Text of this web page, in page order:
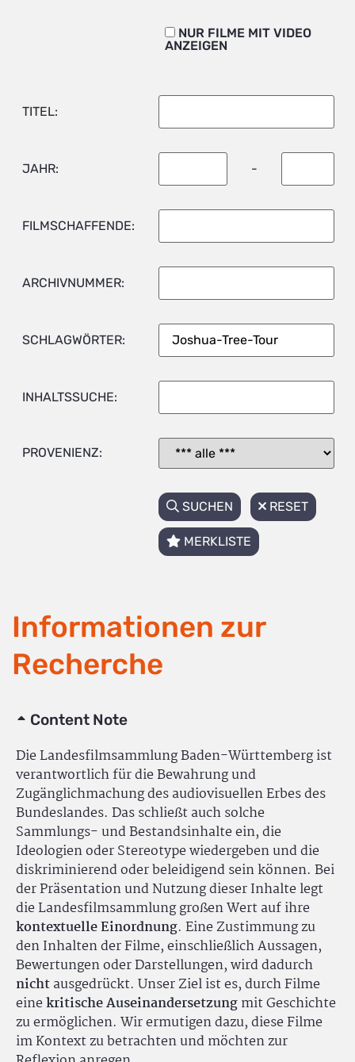
NUR FILME MIT VIDEO
ANZEIGEN
TITEL:
JAHR: -
FILMSCHAFFENDE:
ARCHIVNUMMER:
SCHLAGWÖRTER:
INHALTSSUCHE:
PROVENIENZ:
SUCHEN RESET
MERKLISTE
Informationen zur
Recherche
Content Note
Die Landesfilmsammlung Baden-Württemberg ist
verantwortlich für die Bewahrung und
Zugänglichmachung des audiovisuellen Erbes des
Bundeslandes. Das schließt auch solche
Sammlungs- und Bestandsinhalte ein, die
Ideologien oder Stereotype wiedergeben und die
diskriminierend oder beleidigend sein können. Bei
der Präsentation und Nutzung dieser Inhalte legt
die Landesfilmsammlung großen Wert auf ihre
kontextuelle Einordnung. Eine Zustimmung zu
den Inhalten der Filme, einschließlich Aussagen,
Bewertungen oder Darstellungen, wird dadurch
nichtausgedrückt. Unser Ziel ist es, durch Filme
einekritische Auseinandersetzungmit Geschichte
zu ermöglichen. Wir ermutigen dazu, diese Filme
im Kontext zu betrachten und möchten zur